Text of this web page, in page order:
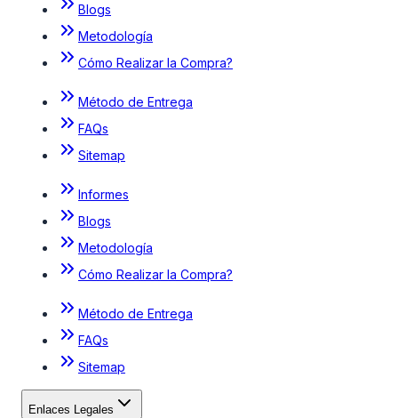
Blogs
Metodología
Cómo Realizar la Compra?
Método de Entrega
FAQs
Sitemap
Informes
Blogs
Metodología
Cómo Realizar la Compra?
Método de Entrega
FAQs
Sitemap
Enlaces Legales